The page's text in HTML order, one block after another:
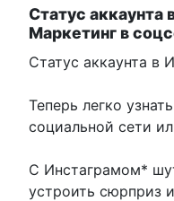
Статус аккаунта
Маркетинг в
Статус аккаунта в
Теперь легко
социальной сети
С Инстаграмом*
устроить сюрприз